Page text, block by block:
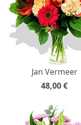
Jan Vermeer
48,00€